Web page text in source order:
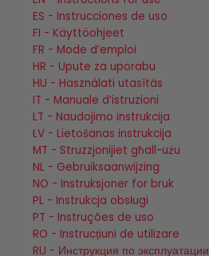
ES - Instrucciones de uso
FI - Käyttöohjeet
FR - Mode d’emploi
HR - Upute za uporabu
HU - Használati utasítás
IT - Manuale d‘istruzioni
LT - Naudojimo instrukcija
LV - Lietošanas instrukcija
MT - Struzzjonijiet għall-użu
NL - Gebruiksaanwijzing
NO - Instruksjoner for bruk
PL - Instrukcja obsługi
PT - Instruções de uso
RO - Instrucțiuni de utilizare
RU - Инструкция по эксплуатации